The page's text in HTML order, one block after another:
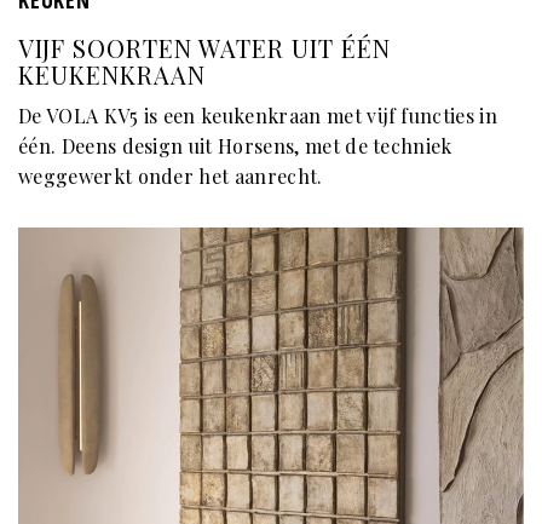
VIJF SOORTEN WATER UIT ÉÉN
KEUKENKRAAN
De VOLA KV5 is een keukenkraan met vijf functies in
één. Deens design uit Horsens, met de techniek
weggewerkt onder het aanrecht.